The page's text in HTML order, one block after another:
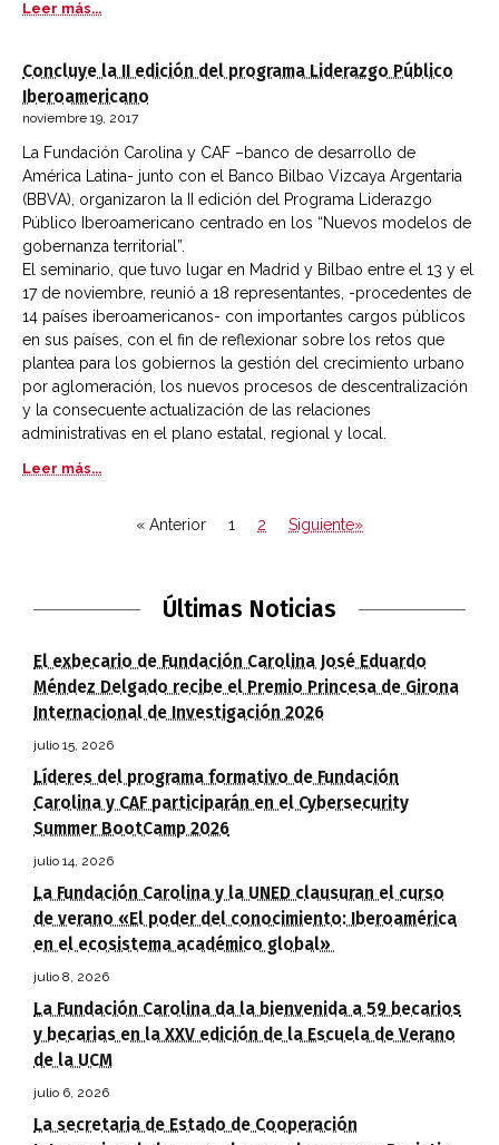
Leer más...
Concluye la II edición del programa Liderazgo Público
Iberoamericano
noviembre 19, 2017
La Fundación Carolina y CAF –banco de desarrollo de
América Latina- junto con el Banco Bilbao Vizcaya Argentaria
(BBVA), organizaron la II edición del Programa Liderazgo
Público Iberoamericano centrado en los “Nuevos modelos de
gobernanza territorial”.
El seminario, que tuvo lugar en Madrid y Bilbao entre el 13 y el
17 de noviembre, reunió a 18 representantes, -procedentes de
14 países iberoamericanos- con importantes cargos públicos
en sus países, con el fin de reflexionar sobre los retos que
plantea para los gobiernos la gestión del crecimiento urbano
por aglomeración, los nuevos procesos de descentralización
y la consecuente actualización de las relaciones
administrativas en el plano estatal, regional y local.
Leer más...
« Anterior 1 2 Siguiente»
Últimas Noticias
El exbecario de Fundación Carolina José Eduardo
Méndez Delgado recibe el Premio Princesa de Girona
Internacional de Investigación 2026
julio 15, 2026
Líderes del programa formativo de Fundación
Carolina y CAF participarán en el Cybersecurity
Summer BootCamp 2026
julio 14, 2026
La Fundación Carolina y la UNED clausuran el curso
de verano «El poder del conocimiento: Iberoamérica
en el ecosistema académico global»
julio 8, 2026
La Fundación Carolina da la bienvenida a 59 becarios
y becarias en la XXV edición de la Escuela de Verano
de la UCM
julio 6, 2026
La secretaria de Estado de Cooperación